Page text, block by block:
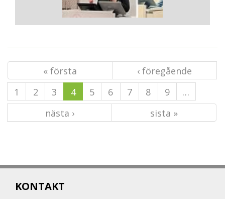
« första
‹ föregående
1
2 3 4 5 6 7 8 9
…
nästa ›
sista »
KONTAKT